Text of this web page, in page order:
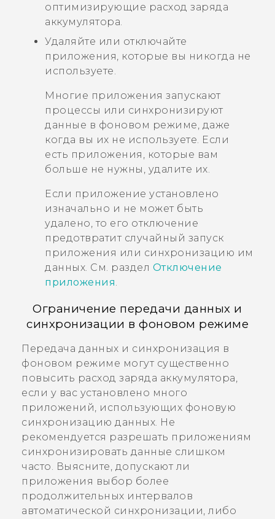
оптимизирующие расход заряда
аккумулятора.
Удаляйте или отключайте
приложения, которые вы никогда не
используете.
Многие приложения запускают
процессы или синхронизируют
данные в фоновом режиме, даже
когда вы их не используете. Если
есть приложения, которые вам
больше не нужны, удалите их.
Если приложение установлено
изначально и не может быть
удалено, то его отключение
предотвратит случайный запуск
приложения или синхронизацию им
данных. См. раздел Отключение
приложения
Ограничение передачи данных и
синхронизации в фоновом режиме
Передача данных и синхронизация в
фоновом режиме могут существенно
повысить расход заряда аккумулятора,
если у вас установлено много
приложений, использующих фоновую
синхронизацию данных. Не
рекомендуется разрешать приложениям
синхронизировать данные слишком
часто. Выясните, допускают ли
приложения выбор более
продолжительных интервалов
автоматической синхронизации, либо